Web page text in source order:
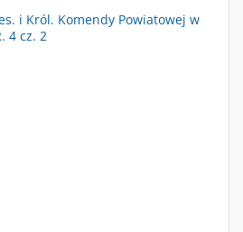
i Król. Komendy Powiatowej w
4 cz. 2